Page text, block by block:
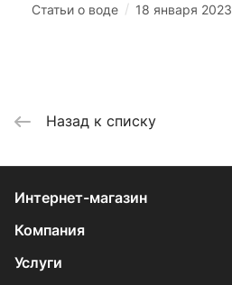
Статьи о воде / 18 января 2023
Назад к списку
Интернет-магазин
Компания
Услуги